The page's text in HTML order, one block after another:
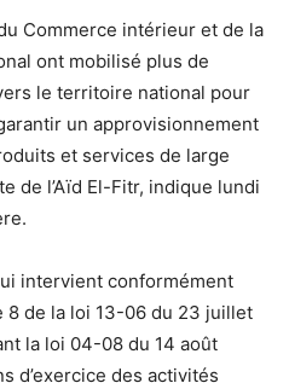
Commerce intérieur et de la
ont mobilisé plus de
le territoire national pour
un approvisionnement
et services de large
de l’Aïd El-Fitr, indique lundi
intervient conformément
8 de la loi 13-06 du 23 juillet
la loi 04-08 du 14 août
d’exercice des activités